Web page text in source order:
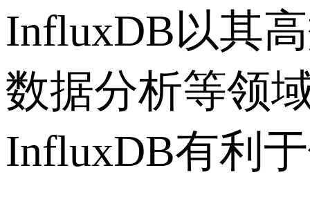
InfluxDB以其
数据分析等领
InfluxDB有利